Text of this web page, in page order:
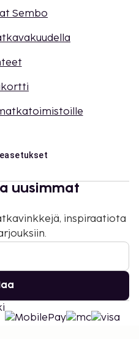
Sembo
uusimmat
inspiraatiota